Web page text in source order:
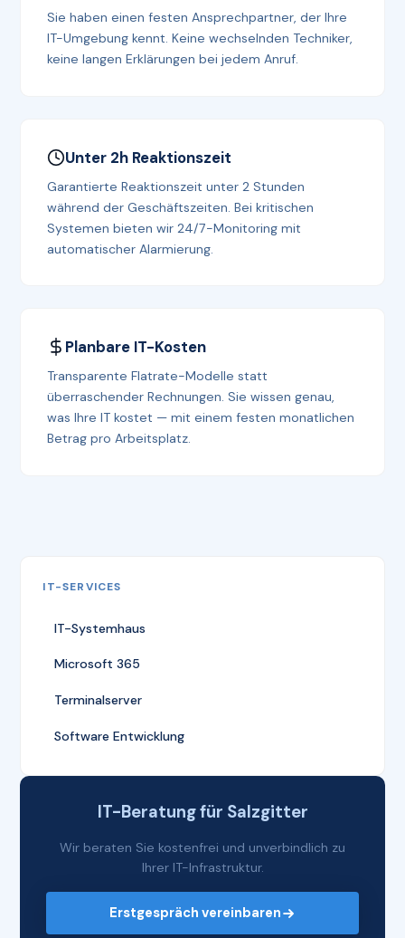
Sie haben einen festen Ansprechpartner, der Ihre
IT-Umgebung kennt. Keine wechselnden Techniker,
keine langen Erklärungen bei jedem Anruf.
Unter 2h Reaktionszeit
Garantierte Reaktionszeit unter 2 Stunden
während der Geschäftszeiten. Bei kritischen
Systemen bieten wir 24/7-Monitoring mit
automatischer Alarmierung.
Planbare IT-Kosten
Transparente Flatrate-Modelle statt
überraschender Rechnungen. Sie wissen genau,
was Ihre IT kostet — mit einem festen monatlichen
Betrag pro Arbeitsplatz.
IT-SERVICES
IT-Systemhaus
Microsoft 365
Terminalserver
Software Entwicklung
IT-Beratung für Salzgitter
Wir beraten Sie kostenfrei und unverbindlich zu
Ihrer IT-Infrastruktur.
Erstgespräch vereinbaren